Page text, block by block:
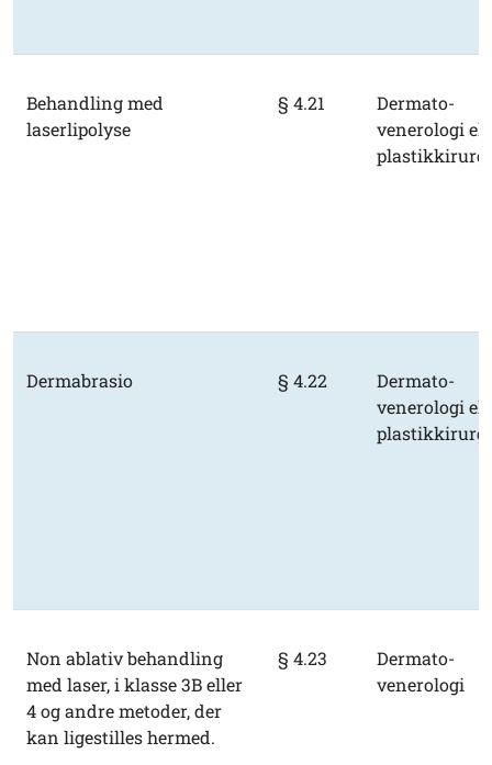
Behandling med
laserlipolyse
§ 4.21
Dermato-
venerologi
plastikkirurgi
Dermabrasio § 4.22
Dermato-
venerologi
plastikkirurgi
Non ablativ behandling
med laser, i klasse 3B eller
4 og andre metoder, der
kan ligestilles hermed.
§ 4.23
Dermato-
venerologi